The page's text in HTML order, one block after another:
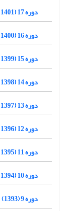
دوره 17 (1401)
دوره 16 (1400)
دوره 15 (1399)
دوره 14 (1398)
دوره 13 (1397)
دوره 12 (1396)
دوره 11 (1395)
دوره 10 (1394)
دوره 9 (1393)